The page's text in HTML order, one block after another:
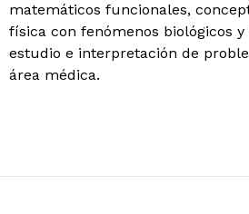
matemáticos funcionales,
física con fenómenos biológicos
estudio e interpretación de
área médica.